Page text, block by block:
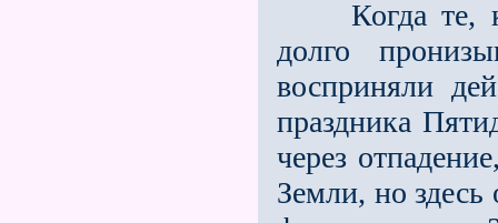
Когда те,
долго
восприняли
праздника
через
Земли, но